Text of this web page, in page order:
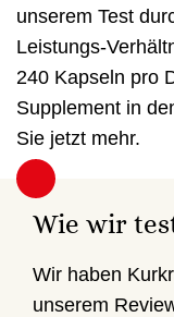
unserem Test
Leistungs-
240 Kapseln pro
Supplement in
Sie jetzt mehr.
Wie wir
Wir haben
unserem